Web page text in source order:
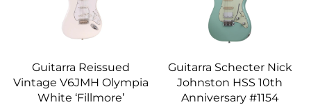
Guitarra Reissued
Vintage V6JMH Olympia
White ‘Fillmore’
Guitarra Schecter Nick
Johnston HSS 10th
Anniversary #1154